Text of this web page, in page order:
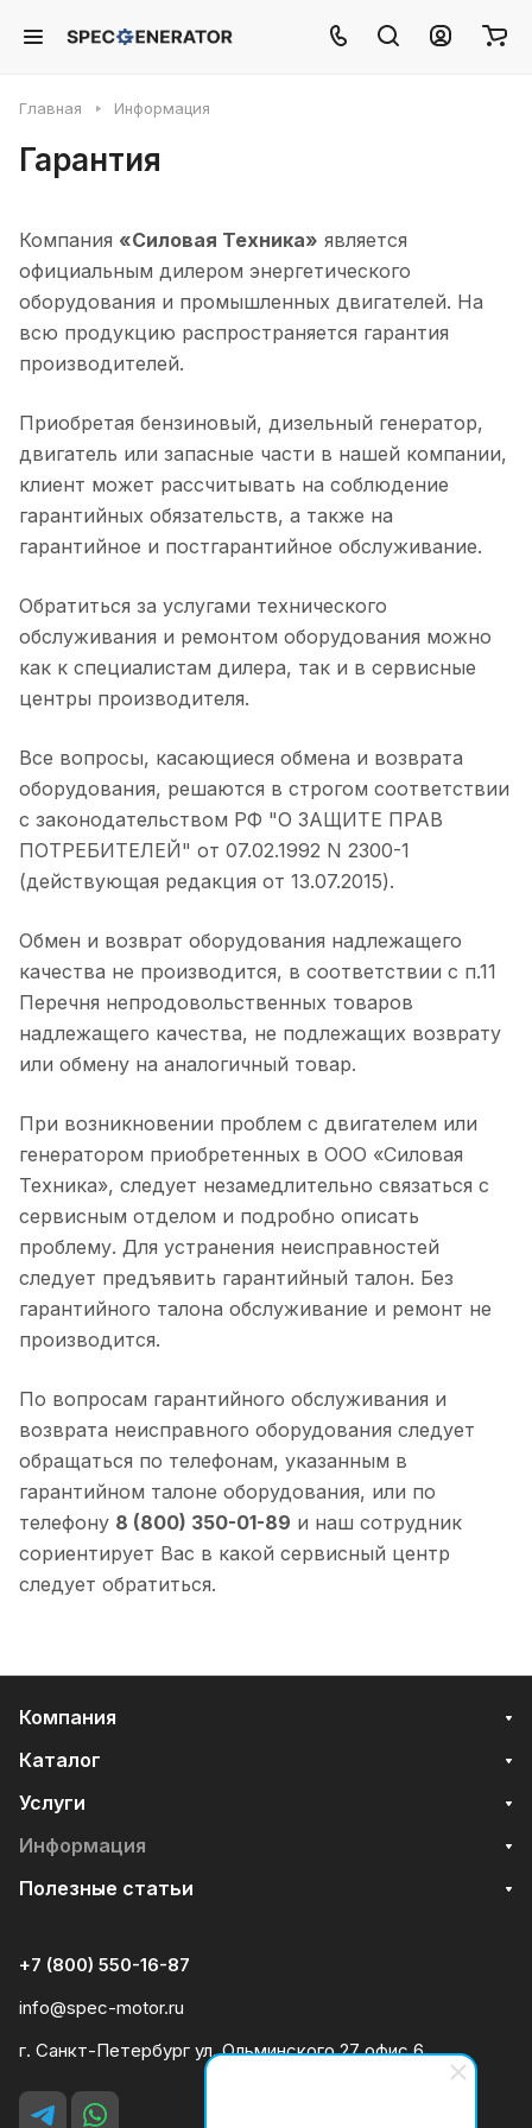
Главная Информация
Гарантия
Компания «Силовая Техника» является
официальным дилером энергетического
оборудования и промышленных двигателей. На
всю продукцию распространяется гарантия
производителей.
Приобретая бензиновый, дизельный генератор,
двигатель или запасные части в нашей компании,
клиент может рассчитывать на соблюдение
гарантийных обязательств, а также на
гарантийное и поcтгарантийное обслуживание.
Обратиться за услугами технического
обслуживания и ремонтом оборудования можно
как к специалистам дилера, так и в сервисные
центры производителя.
Все вопросы, касающиеся обмена и возврата
оборудования, решаются в строгом соответствии
с законодательством РФ "О ЗАЩИТЕ ПРАВ
ПОТРЕБИТЕЛЕЙ" от 07.02.1992 N 2300-1
(действующая редакция от 13.07.2015).
Обмен и возврат оборудования надлежащего
качества не производится, в соответствии с п.11
Перечня непродовольственных товаров
надлежащего качества, не подлежащих возврату
или обмену на аналогичный товар.
При возникновении проблем с двигателем или
генератором приобретенных в ООО «Силовая
Техника», следует незамедлительно связаться с
сервисным отделом и подробно описать
проблему. Для устранения неисправностей
следует предъявить гарантийный талон. Без
гарантийного талона обслуживание и ремонт не
производится.
По вопросам гарантийного обслуживания и
возврата неисправного оборудования следует
обращаться по телефонам, указанным в
гарантийном талоне оборудования, или по
телефону 8 (800) 350-01-89 и наш сотрудник
сориентирует Вас в какой сервисный центр
следует обратиться.
Компания
Каталог
Услуги
Информация
Полезные статьи
+7 (800) 550-16-87
info@spec-motor.ru
г. Санкт-Петербург ул. Ольминского 27 офис 6